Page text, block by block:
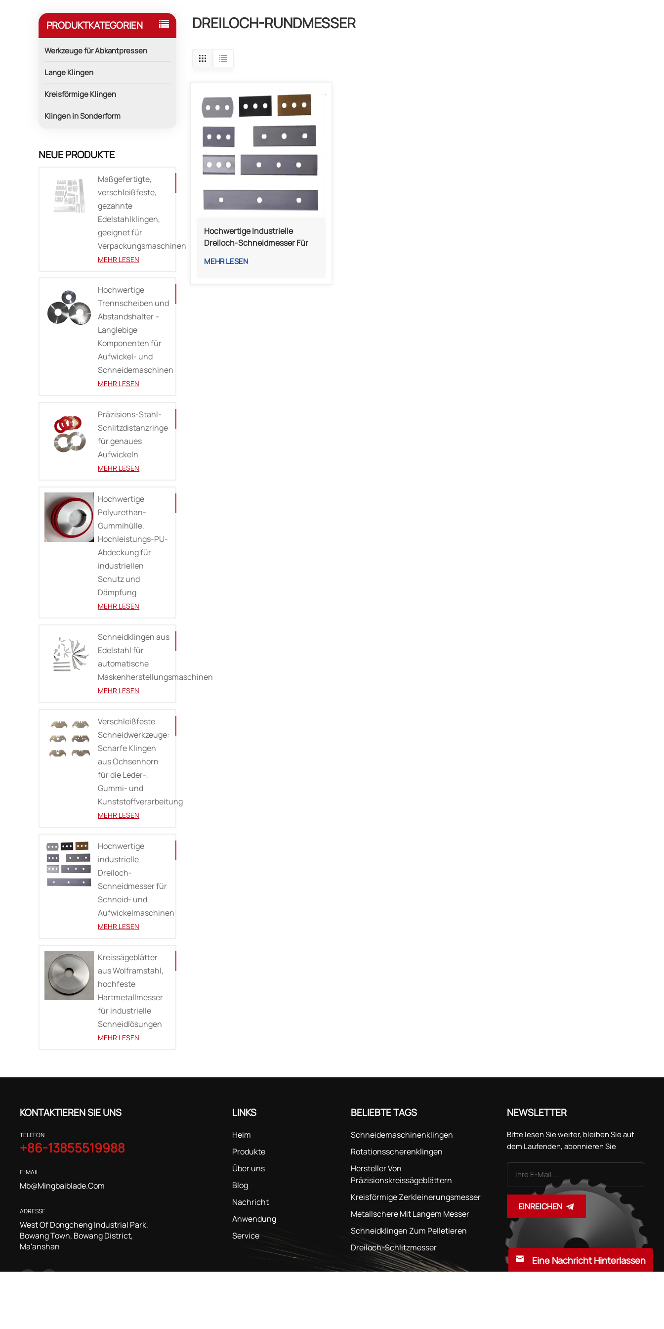
PRODUKTKATEGORIEN
Werkzeuge für Abkantpressen
Lange Klingen
Kreisförmige Klingen
Klingen in Sonderform
NEUE PRODUKTE
Maßgefertigte,
verschleißfeste,
gezahnte
Edelstahlklingen,
geeignet für
Verpackungsmaschinen
MEHR LESEN
Hochwertige
Trennscheiben und
Abstandshalter –
Langlebige
Komponenten für
Aufwickel- und
Schneidemaschinen
MEHR LESEN
Präzisions-Stahl-
Schlitzdistanzringe
für genaues
Aufwickeln
MEHR LESEN
Hochwertige
Polyurethan-
Gummihülle,
Hochleistungs-PU-
Abdeckung für
industriellen
Schutz und
Dämpfung
MEHR LESEN
Schneidklingen aus
Edelstahl für
automatische
Maskenherstellungsmaschinen
MEHR LESEN
Verschleißfeste
Schneidwerkzeuge:
Scharfe Klingen
aus Ochsenhorn
für die Leder-,
Gummi- und
Kunststoffverarbeitung
MEHR LESEN
Hochwertige
industrielle
Dreiloch-
Schneidmesser für
Schneid- und
Aufwickelmaschinen
MEHR LESEN
Kreissägeblätter
aus Wolframstahl,
hochfeste
Hartmetallmesser
für industrielle
Schneidlösungen
MEHR LESEN
DREILOCH-RUNDMESSER
Hochwertige Industrielle
Dreiloch-Schneidmesser Für
Aufwickelmaschinen
MEHR LESEN
KONTAKTIEREN SIE UNS
TELEFON
+86-13855519988
E-MAIL
Mb@mingbaiblade.com
ADRESSE
West Of Dongcheng Industrial Park,
Bowang Town, Bowang District,
Ma'anshan
LINKS
Heim
Produkte
Über uns
Blog
Nachricht
Anwendung
Service
BELIEBTE TAGS
Schneidemaschinenklingen
Rotationsscherenklingen
Hersteller Von
Präzisionskreissägeblättern
Kreisförmige Zerkleinerungsmesser
Metallschere Mit Langem Messer
Schneidklingen Zum Pelletieren
Dreiloch-Schlitzmesser
NEWSLETTER
Bitte lesen Sie weiter, bleiben Sie auf
dem Laufenden, abonnieren Sie
Ihre Meinung mit.
EINREICHEN
Eine Nachricht Hinterlassen